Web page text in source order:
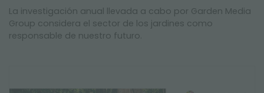
La investigación anual llevada a cabo por Garden Media
Group considera el sector de los jardines como
responsable de nuestro futuro.